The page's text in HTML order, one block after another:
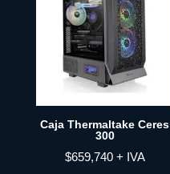
Caja Thermaltake Ceres
300
$659,740 + IVA